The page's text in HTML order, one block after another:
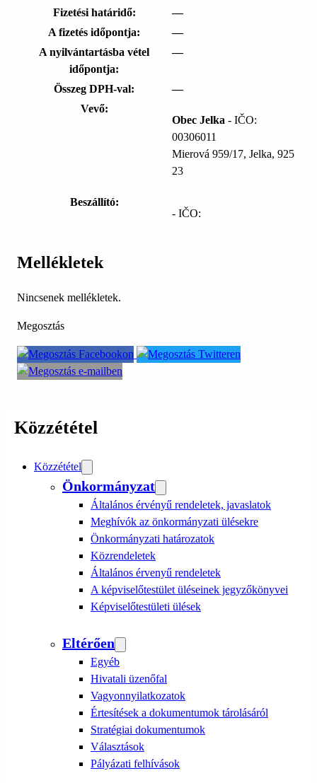
Fizetési határidő:
—
A fizetés időpontja:
—
A nyilvántartásba vétel
időpontja:
—
Összeg DPH-val:
—
Vevő:
Obec Jelka - IČO:
00306011
Mierová 959/17, Jelka, 925
23
Beszállító:
- IČO:
Mellékletek
Nincsenek mellékletek.
Megosztás
Közzététel
Közzététel
Önkormányzat
Általános érvényű rendeletek, javaslatok
Meghívók az önkormányzati ülésekre
Önkormányzati határozatok
Közrendeletek
Általános érvenyű rendeletek
A képviselőtestület üléseinek jegyzőkönyvei
Képviselőtestületi ülések
Eltérően
Egyéb
Hivatali üzenőfal
Vagyonnyilatkozatok
Értesítések a dokumentumok tárolásáról
Stratégiai dokumentumok
Választások
Pályázati felhívások